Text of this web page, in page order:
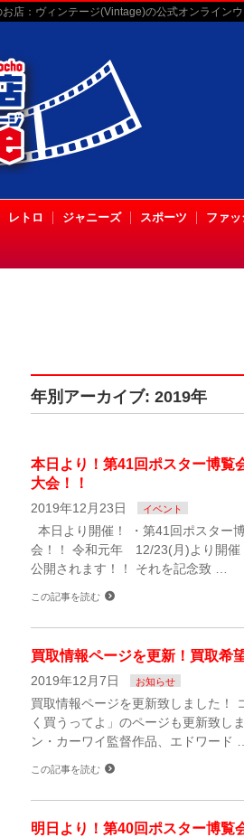
店：ヴィンテージ(Vintage)の公式オンラインウ
レトロ ジャニーズ スポーツ ファ
年別アーカイブ: 2019年
本日より！第41回ポスター博覧
大会！！
2019年12月23日 イベント
本日より開催！ ・第41回ポスター
会！！ 令和元年 12/23(月)より開催
公開されます！！ それを記念致 …
この記事を読む
買取情報ページを更新！買取希
2019年12月7日 お知らせ
買取情報ページを更新致しました！
く買うってよ」のページも更新致し
ン・カーワイ監督作品、エドワード …
この記事を読む
明日より！第40回ポスター博覧